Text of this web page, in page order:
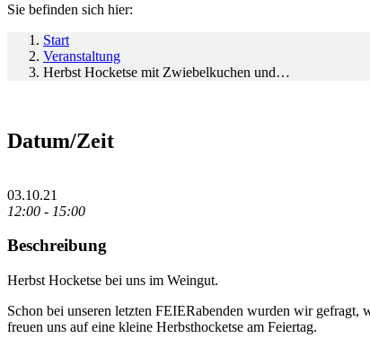
Sie befinden sich hier:
Start
Veranstaltung
Herbst Hocketse mit Zwiebelkuchen und…
Datum/Zeit
03.10.21
12:00 - 15:00
Beschreibung
Herbst Hocketse bei uns im Weingut.
Schon bei unseren letzten FEIERabenden wurden wir gefragt,
freuen uns auf eine kleine Herbsthocketse am Feiertag.